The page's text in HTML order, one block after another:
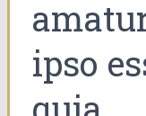
ipso